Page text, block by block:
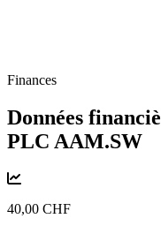
Finances
Données
PLC AAM.SW
40,00 CHF